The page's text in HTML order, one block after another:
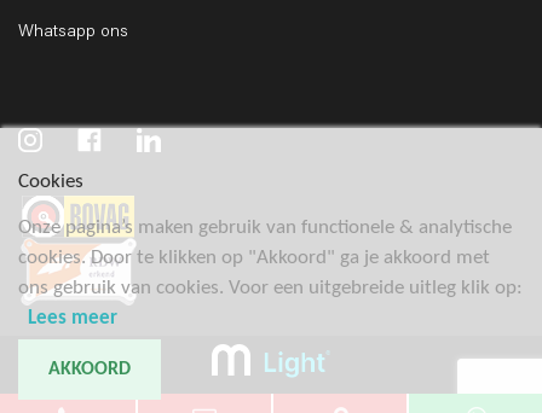
Whatsapp ons
Cookies
Onze pagina’s maken gebruik van functionele & analytische
cookies. Door te klikken op "Akkoord" ga je akkoord met
ons gebruik van cookies. Voor een uitgebreide uitleg klik op:
Lees meer
AKKOORD